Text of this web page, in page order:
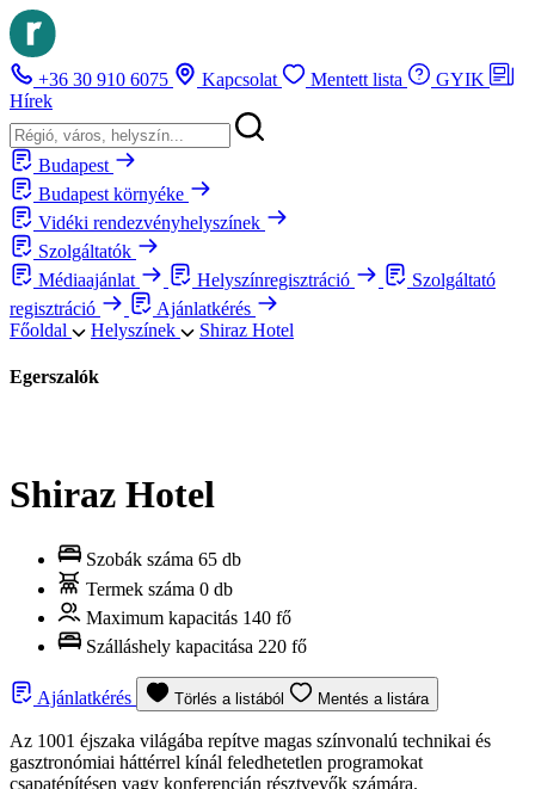
+36 30 910 6075 Kapcsolat Mentett lista
GYIK
Hírek
Budapest
Budapest környéke
Vidéki rendezvényhelyszínek
Szolgáltatók
Médiaajánlat
Helyszínregisztráció
Szolgáltató
regisztráció
Ajánlatkérés
Főoldal
Helyszínek Shiraz Hotel
Egerszalók
Shiraz Hotel
Szobák száma 65 db
Termek száma 0 db
Maximum kapacitás 140 fő
Szálláshely kapacitása 220 fő
Ajánlatkérés Törlés a listából Mentés a listára
Az 1001 éjszaka világába repítve magas színvonalú technikai és
gasztronómiai háttérrel kínál feledhetetlen programokat
csapatépítésen vagy konferencián résztvevők számára.